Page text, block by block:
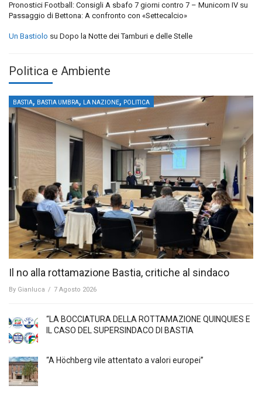
Pronostici Football: Consigli A sbafo 7 giorni contro 7 – Municorn IV su
Passaggio di Bettona: A confronto con «Settecalcio»
Un Bastiolo su Dopo la Notte dei Tamburi e delle Stelle
Politica e Ambiente
BASTIA, BASTIA UMBRA, LA NAZIONE, POLITICA
Il no alla rottamazione Bastia, critiche al sindaco
By Gianluca / 7 Agosto 2026
“LA BOCCIATURA DELLA ROTTAMAZIONE QUINQUIES E
IL CASO DEL SUPERSINDACO DI BASTIA
“A Höchberg vile attentato a valori europei”